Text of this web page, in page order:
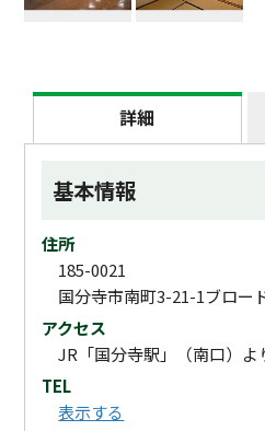
詳細
基本情報
住所
185-0021
国分寺市南町3-21-1ブロー
アクセス
JR「国分寺駅」（南口）よ
TEL
表示する